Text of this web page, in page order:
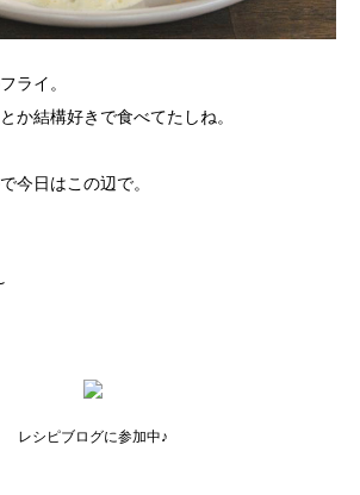
ライ。
か結構好きで食べてたしね。
今日はこの辺で。
レシピブログに参加中♪